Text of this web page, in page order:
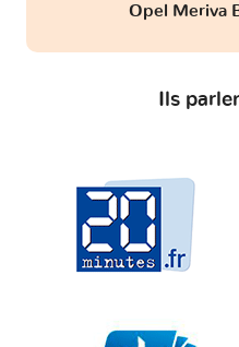
Opel Meriva
Ils